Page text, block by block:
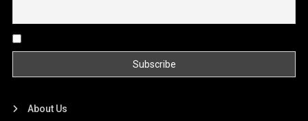
About Us